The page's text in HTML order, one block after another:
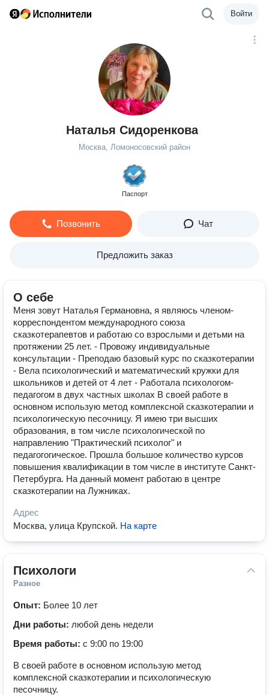
Войти
Наталья Сидоренкова
Москва, Ломоносовский район
Паспорт
Позвонить Чат
Предложить заказ
О себе
Меня зовут Наталья Германовна, я являюсь членом-
корреспондентом международного союза
сказкотерапевтов и работаю со взрослыми и детьми на
протяжении 25 лет. - Провожу индивидуальные
консультации - Преподаю базовый курс по сказкотерапии
- Вела психологический и математический кружки для
школьников и детей от 4 лет - Работала психологом-
педагогом в двух частных школах В своей работе в
основном использую метод комплексной сказкотерапии и
психологическую песочницу. Я имею три высших
образования, в том числе психологической по
направлению "Практический психолог" и
педагогогическое. Прошла большое количество курсов
повышения квалификации в том числе в институте Санкт-
Петербурга. На данный момент работаю в центре
сказкотерапии на Лужниках.
Адрес
Москва, улица Крупской. На карте
Психологи
Разное
Опыт: Более 10 лет
Дни работы: любой день недели
Время работы: с 9:00 по 19:00
В своей работе в основном использую метод
комплексной сказкотерапии и психологическую
песочницу.